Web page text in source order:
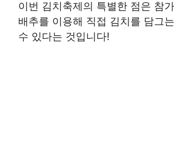
이번 김치축제의 특별한 점은 참
배추를 이용해 직접 김치를 담그
수 있다는 것입니다!